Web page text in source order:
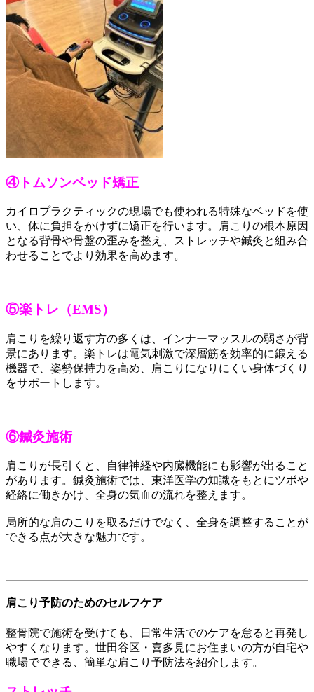
④トムソンベッド矯正
カイロプラクティックの現場でも使われる特殊なベッドを使
い、体に負担をかけずに矯正を行います。肩こりの根本原因
となる背骨や骨盤の歪みを整え、ストレッチや鍼灸と組み合
わせることでより効果を高めます。
⑤楽トレ（EMS）
肩こりを繰り返す方の多くは、インナーマッスルの弱さが背
景にあります。楽トレは電気刺激で深層筋を効率的に鍛える
機器で、姿勢保持力を高め、肩こりになりにくい身体づくり
をサポートします。
⑥鍼灸施術
肩こりが長引くと、自律神経や内臓機能にも影響が出ること
があります。鍼灸施術では、東洋医学の知識をもとにツボや
経絡に働きかけ、全身の気血の流れを整えます。
局所的な肩のこりを取るだけでなく、全身を調整することが
できる点が大きな魅力です。
肩こり予防のためのセルフケア
整骨院で施術を受けても、日常生活でのケアを怠ると再発し
やすくなります。世田谷区・喜多見にお住まいの方が自宅や
職場でできる、簡単な肩こり予防法を紹介します。